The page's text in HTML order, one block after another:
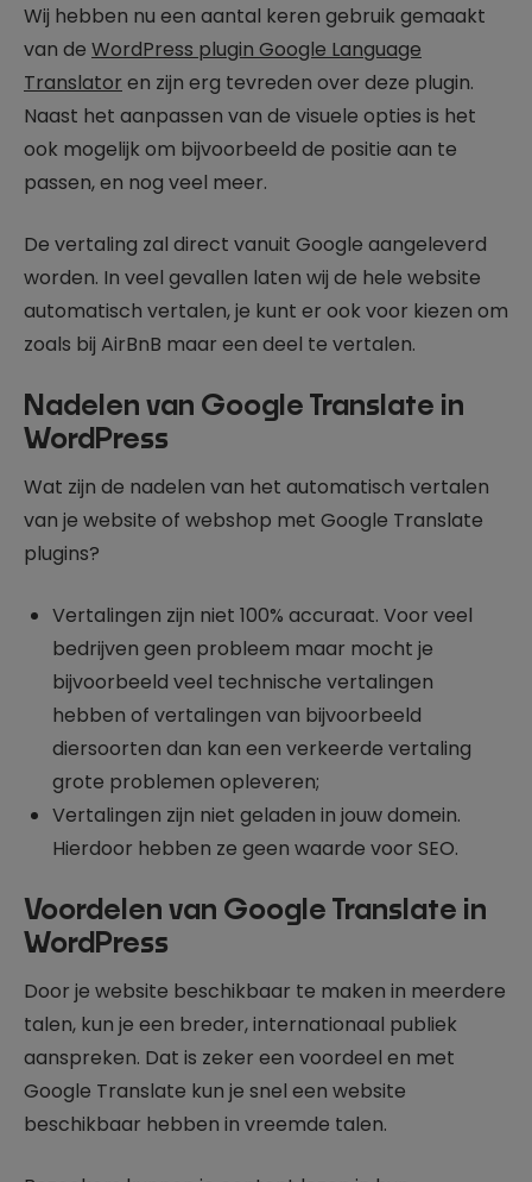
Wij hebben nu een aantal keren gebruik gemaakt
van de WordPress plugin Google Language
Translator en zijn erg tevreden over deze plugin.
Naast het aanpassen van de visuele opties is het
ook mogelijk om bijvoorbeeld de positie aan te
passen, en nog veel meer.
De vertaling zal direct vanuit Google aangeleverd
worden. In veel gevallen laten wij de hele website
automatisch vertalen, je kunt er ook voor kiezen om
zoals bij AirBnB maar een deel te vertalen.
Nadelen van Google Translate in
WordPress
Wat zijn de nadelen van het automatisch vertalen
van je website of webshop met Google Translate
plugins?
Vertalingen zijn niet 100% accuraat. Voor veel
bedrijven geen probleem maar mocht je
bijvoorbeeld veel technische vertalingen
hebben of vertalingen van bijvoorbeeld
diersoorten dan kan een verkeerde vertaling
grote problemen opleveren;
Vertalingen zijn niet geladen in jouw domein.
Hierdoor hebben ze geen waarde voor SEO.
Voordelen van Google Translate in
WordPress
Door je website beschikbaar te maken in meerdere
talen, kun je een breder, internationaal publiek
aanspreken. Dat is zeker een voordeel en met
Google Translate kun je snel een website
beschikbaar hebben in vreemde talen.